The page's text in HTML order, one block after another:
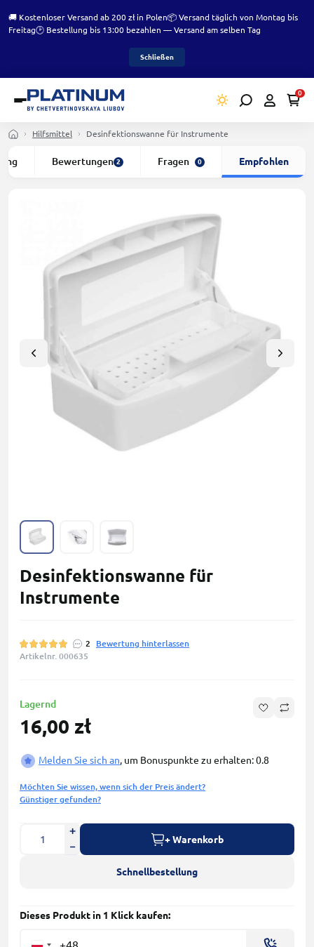
🚚 Kostenloser Versand ab 200 zł in Polen📦 Versand täglich von Montag bis
Freitag🕑 Bestellung bis 13:00 bezahlen — Versand am selben Tag
Schließen
0
Hilfsmittel Desinfektionswanne für Instrumente
Bewertungen 2 Fragen 0 Empfohlen
Desinfektionswanne für
Instrumente
2
Bewertung hinterlassen
Artikelnr. 000635
Lagernd
16,00 zł
Melden Sie sich an, um Bonuspunkte zu erhalten: 0.8
Möchten Sie wissen, wenn sich der Preis ändert?
Günstiger gefunden?
+ Warenkorb
Schnellbestellung
Dieses Produkt in 1 Klick kaufen: